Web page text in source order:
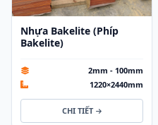
Nhựa Bakelite (Phíp
Bakelite)
2mm - 100mm
1220×2440mm
CHI TIẾT